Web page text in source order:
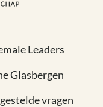
Leaders
Glasbergen
vragen